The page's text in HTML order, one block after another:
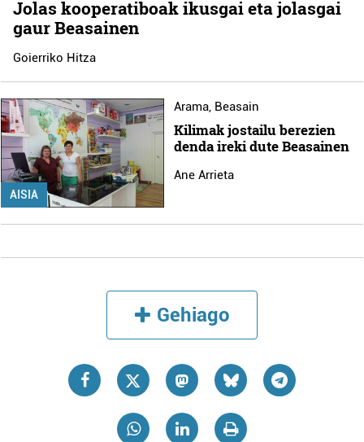
Jolas kooperatiboak ikusgai eta jolasgai
gaur Beasainen
Goierriko Hitza
AISIA
Arama, Beasain
Kilimak jostailu berezien
denda ireki dute Beasainen
Ane Arrieta
Gehiago